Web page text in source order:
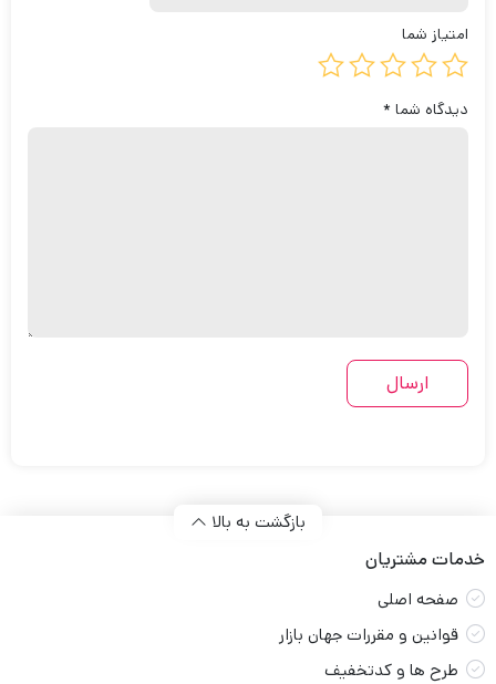
امتیاز شما
دیدگاه شما *
بازگشت به بالا
خدمات مشتریان
صفحه اصلی
قوانین و مقررات جهان بازار
طرح ها و کدتخفیف